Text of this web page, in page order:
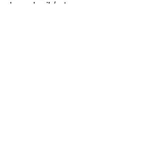
hergebruik/retour.